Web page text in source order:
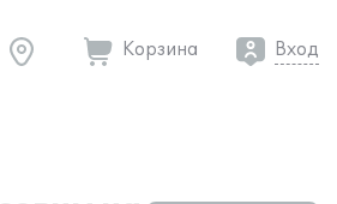
Корзина Вход